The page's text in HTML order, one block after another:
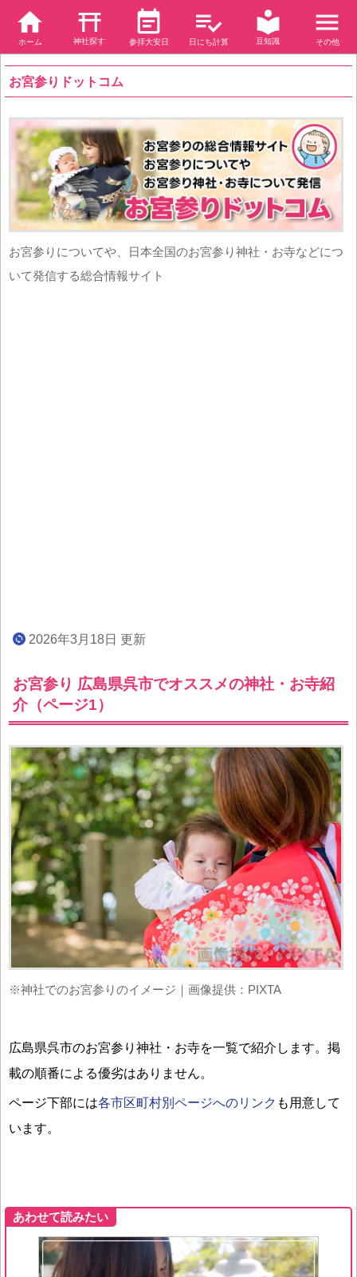
ホーム 神社探す 参拝大安日 日にち計算 豆知識 その他
お宮参りドットコム
お宮参りについてや、日本全国のお宮参り神社・お寺などにつ
いて発信する総合情報サイト
2026年3月18日 更新
お宮参り 広島県呉市でオススメの神社・お寺紹
介（ページ1）
※神社でのお宮参りのイメージ｜画像提供：PIXTA
広島県呉市のお宮参り神社・お寺を一覧で紹介します。掲
載の順番による優劣はありません。
ページ下部には各市区町村別ページへのリンク も用意して
います。
あわせて読みたい